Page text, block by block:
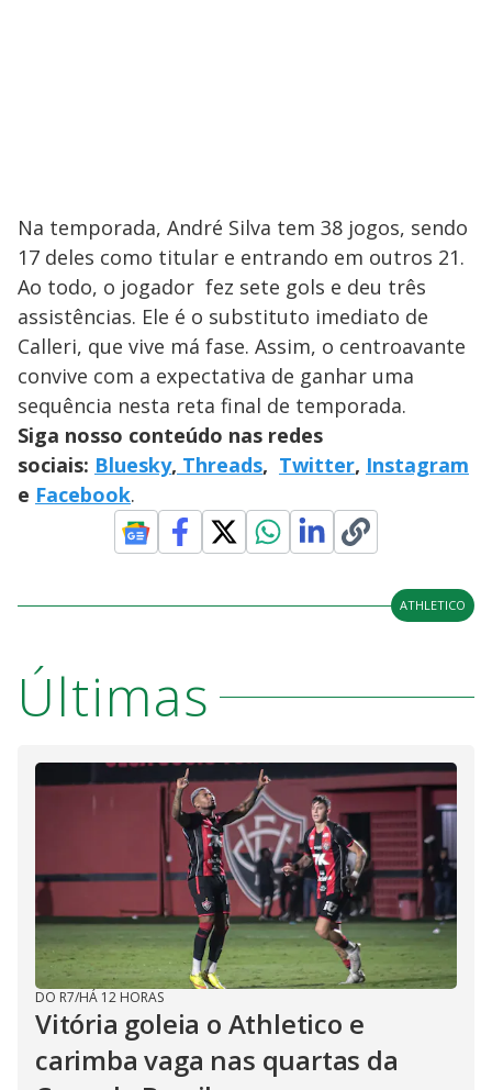
Na temporada, André Silva tem 38 jogos, sendo
17 deles como titular e entrando em outros 21.
Ao todo, o jogador fez sete gols e deu três
assistências. Ele é o substituto imediato de
Calleri, que vive má fase. Assim, o centroavante
convive com a expectativa de ganhar uma
sequência nesta reta final de temporada.
Siga nosso conteúdo nas redes
sociais: Bluesky, Threads, Twitter, Instagram
e Facebook.
ATHLETICO
Últimas
DO R7/HÁ 12 HORAS
Vitória goleia o Athletico e
carimba vaga nas quartas da